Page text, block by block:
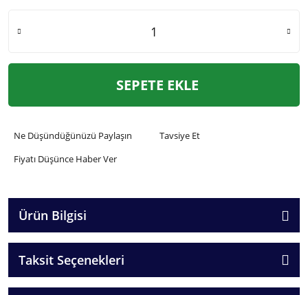
SEPETE EKLE
Ne Düşündüğünüzü Paylaşın
Tavsiye Et
Fiyatı Düşünce Haber Ver
Ürün Bilgisi
Taksit Seçenekleri